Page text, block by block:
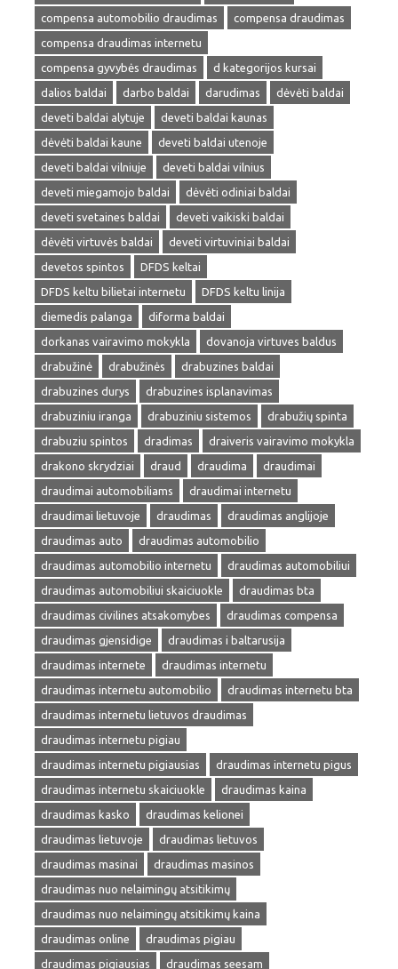
compensa automobilio draudimas
compensa draudimas
compensa draudimas internetu
compensa gyvybės draudimas
d kategorijos kursai
dalios baldai
darbo baldai darudimas
dėvėti baldai
deveti baldai alytuje
deveti baldai kaunas
dėvėti baldai kaune
deveti baldai utenoje
deveti baldai vilniuje
deveti baldai vilnius
deveti miegamojo baldai
dėvėti odiniai baldai
deveti svetaines baldai
deveti vaikiski baldai
dėvėti virtuvės baldai
deveti virtuviniai baldai
devetos spintos
DFDS keltai
DFDS keltu bilietai internetu
DFDS keltu linija
diemedis palanga
diforma baldai
dorkanas vairavimo mokykla
dovanoja virtuves baldus
drabužinė
drabužinės
drabuzines baldai
drabuzines durys
drabuzines isplanavimas
drabuziniu iranga
drabuziniu sistemos
drabužių spinta
drabuziu spintos
dradimas
draiveris vairavimo mokykla
drakono skrydziai
draud draudima
draudimai
draudimai automobiliams
draudimai internetu
draudimai lietuvoje
draudimas
draudimas anglijoje
draudimas auto
draudimas automobilio
draudimas automobilio internetu
draudimas automobiliui
draudimas automobiliui skaiciuokle
draudimas bta
draudimas civilines atsakomybes
draudimas compensa
draudimas gjensidige
draudimas i baltarusija
draudimas internete
draudimas internetu
draudimas internetu automobilio
draudimas internetu bta
draudimas internetu lietuvos draudimas
draudimas internetu pigiau
draudimas internetu pigiausias
draudimas internetu pigus
draudimas internetu skaiciuokle
draudimas kaina
draudimas kasko
draudimas kelionei
draudimas lietuvoje
draudimas lietuvos
draudimas masinai
draudimas masinos
draudimas nuo nelaimingų atsitikimų
draudimas nuo nelaimingų atsitikimų kaina
draudimas online
draudimas pigiau
draudimas pigiausias
draudimas seesam